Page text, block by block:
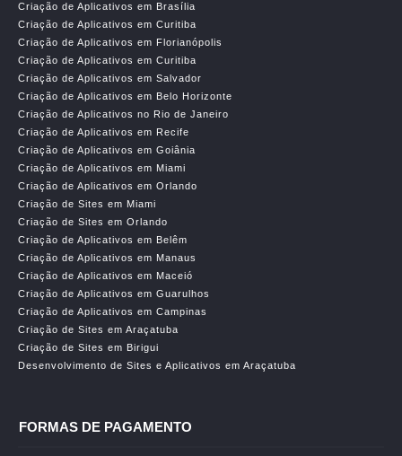
Criação de Aplicativos em Brasília
Criação de Aplicativos em Curitiba
Criação de Aplicativos em Florianópolis
Criação de Aplicativos em Curitiba
Criação de Aplicativos em Salvador
Criação de Aplicativos em Belo Horizonte
Criação de Aplicativos no Rio de Janeiro
Criação de Aplicativos em Recife
Criação de Aplicativos em Goiânia
Criação de Aplicativos em Miami
Criação de Aplicativos em Orlando
Criação de Sites em Miami
Criação de Sites em Orlando
Criação de Aplicativos em Belêm
Criação de Aplicativos em Manaus
Criação de Aplicativos em Maceió
Criação de Aplicativos em Guarulhos
Criação de Aplicativos em Campinas
Criação de Sites em Araçatuba
Criação de Sites em Birigui
Desenvolvimento de Sites e Aplicativos em Araçatuba
FORMAS DE PAGAMENTO